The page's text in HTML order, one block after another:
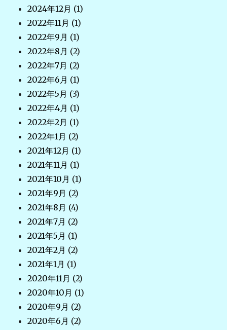
2024年12月 (1)
2022年11月 (1)
2022年9月 (1)
2022年8月 (2)
2022年7月 (2)
2022年6月 (1)
2022年5月 (3)
2022年4月 (1)
2022年2月 (1)
2022年1月 (2)
2021年12月 (1)
2021年11月 (1)
2021年10月 (1)
2021年9月 (2)
2021年8月 (4)
2021年7月 (2)
2021年5月 (1)
2021年2月 (2)
2021年1月 (1)
2020年11月 (2)
2020年10月 (1)
2020年9月 (2)
2020年6月 (2)